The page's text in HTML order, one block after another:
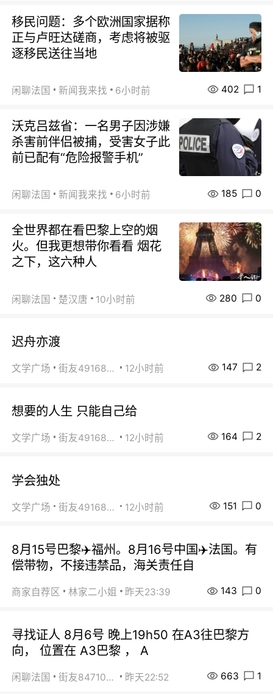
移民问题：多个欧洲国家据称
正与卢旺达磋商，考虑将被驱
逐移民送往当地
闲聊法国 新闻我来找 6小时前 402 1
沃克吕兹省：一名男子因涉嫌
杀害前伴侣被捕，受害女子此
前已配有“危险报警手机”
闲聊法国 新闻我来找 6小时前 185 0
全世界都在看巴黎上空的烟
火。但我更想带你看看 烟花
之下，这六种人
闲聊法国 楚汉唐 10小时前 280 0
迟舟亦渡
文学广场 街友49168527 12小时前 147 2
想要的人生 只能自己给
文学广场 街友49168527 12小时前 164 2
学会独处
文学广场 街友49168527 12小时前 151 0
8月15号巴黎✈️福州。8月16号中国✈️法国。有
偿带物，不接违禁品，海关责任自
商家自荐区 林家二小姐 昨天23:39 143 0
寻找证人 8月6号 晚上19h50 在A3往巴黎方
向， 位置在 A3巴黎 ， A
闲聊法国 街友84710671 昨天22:52 663 1